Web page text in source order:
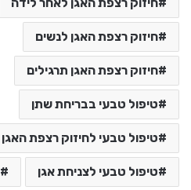
חיזוק רצפת האגן לנשים
חיזוק רצפת האגן תרגילים
טיפול טבעי בבריחת שתן
טיפול טבעי לחיזוק רצפת האגן
טיפול טבעי לצניחת אגן